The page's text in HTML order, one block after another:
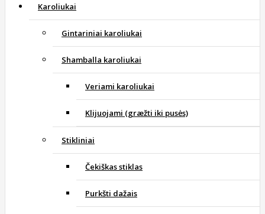
Karoliukai
Gintariniai karoliukai
Shamballa karoliukai
Veriami karoliukai
Klijuojami (græžti iki pusės)
Stikliniai
Čekiškas stiklas
Purkšti dažais